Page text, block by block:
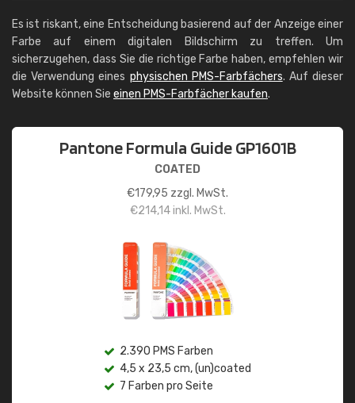
Es ist riskant, eine Entscheidung basierend auf der Anzeige einer
Farbe auf einem digitalen Bildschirm zu treffen. Um
sicherzugehen, dass Sie die richtige Farbe haben, empfehlen wir
die Verwendung eines physischen PMS-Farbfächers. Auf dieser
Website können Sie einen PMS-Farbfächer kaufen.
Pantone Formula Guide GP1601B
COATED
€179,95 zzgl. MwSt.
€214,14inkl. MwSt.
2.390 PMS Farben
4,5 x 23,5 cm, (un)coated
7 Farben pro Seite